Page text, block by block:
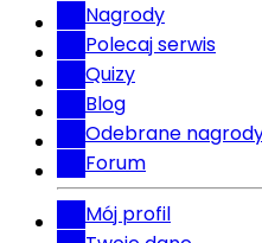
Nagrody
Polecaj serwis
Quizy
Blog
Odebrane
Forum
Mój profil